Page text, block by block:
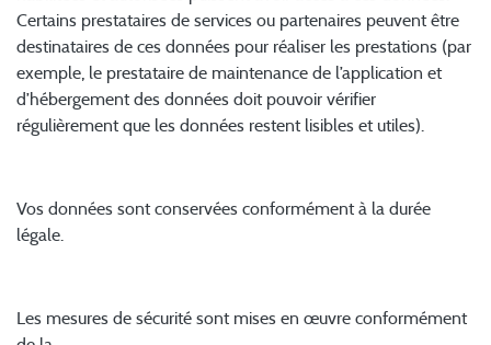
Certains prestataires de services ou partenaires peuvent être
destinataires de ces données pour réaliser les prestations (par
exemple, le prestataire de maintenance de l’application et
d’hébergement des données doit pouvoir vérifier
régulièrement que les données restent lisibles et utiles).
Vos données sont conservées conformément à la durée
légale.
Les mesures de sécurité sont mises en œuvre conformément